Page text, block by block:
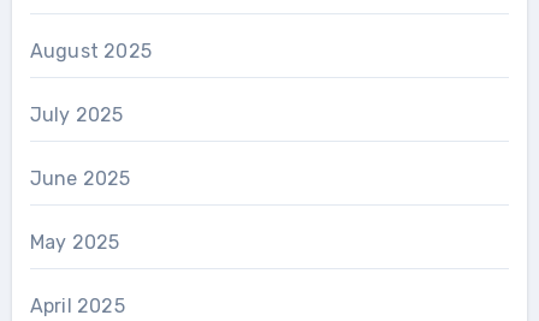
August 2025
July 2025
June 2025
May 2025
April 2025